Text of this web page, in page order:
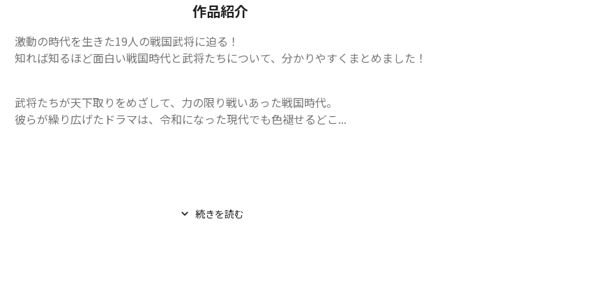
作品紹介
激動の時代を生きた19人の戦国武将に迫る！
知れば知るほど面白い戦国時代と武将たちについて、分かりやすくまとめました！
武将たちが天下取りをめざして、力の限り戦いあった戦国時代。
彼らが繰り広げたドラマは、令和になった現代でも色褪せるどこ...
続きを読む